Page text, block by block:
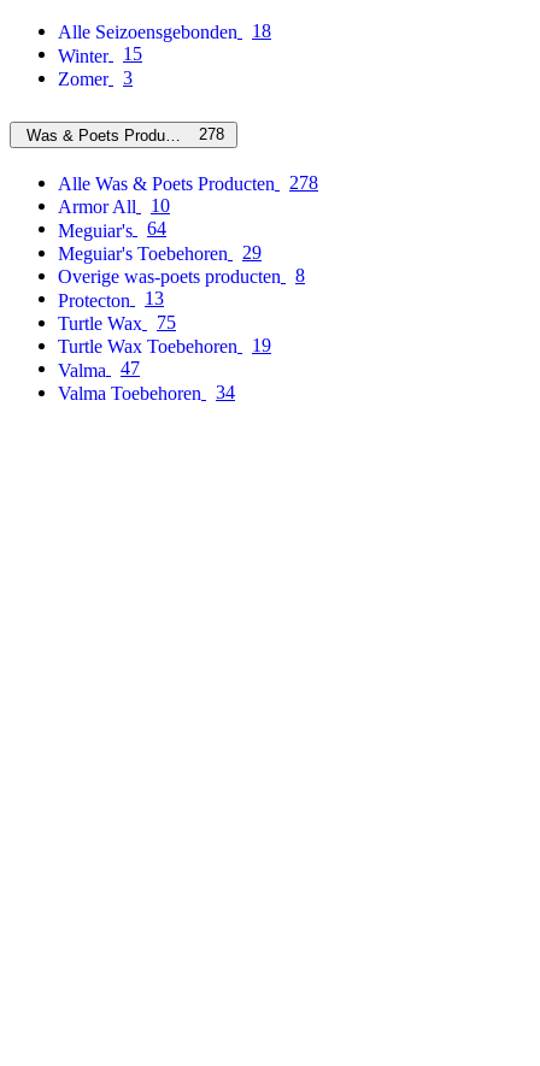
Alle Seizoensgebonden
18
Winter
15
Zomer
3
Was & Poets Producten 278
Alle Was & Poets Producten
278
Armor All
10
Meguiar's
64
Meguiar's Toebehoren
29
Overige was-poets producten
8
Protecton
13
Turtle Wax
75
Turtle Wax Toebehoren
19
Valma
47
Valma Toebehoren
34